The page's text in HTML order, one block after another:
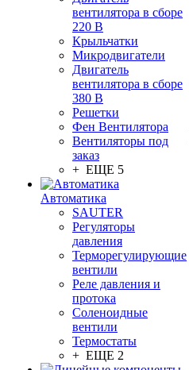
вентилятора в сборе
220 В
Крыльчатки
Микродвигатели
Двигатель
вентилятора в сборе
380 В
Решетки
Фен Вентилятора
Вентиляторы под
заказ
+ ЕЩЕ 5
Автоматика
SAUTER
Регуляторы
давления
Терморегулирующие
вентили
Реле давления и
протока
Соленоидные
вентили
Термостаты
+ ЕЩЕ 2